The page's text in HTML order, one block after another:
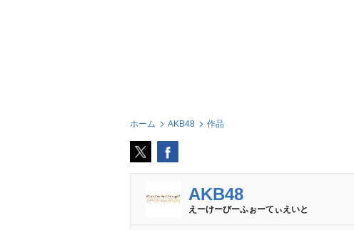
ホーム AKB48 作品
AKB48
えーけーびーふぉーてぃえいと